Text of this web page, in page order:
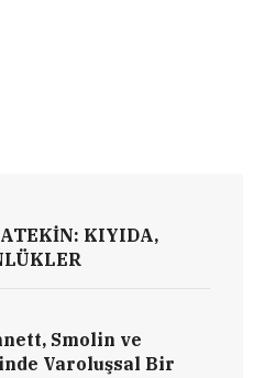
KIYIDA,
Smolin ve
Varoluşsal Bir